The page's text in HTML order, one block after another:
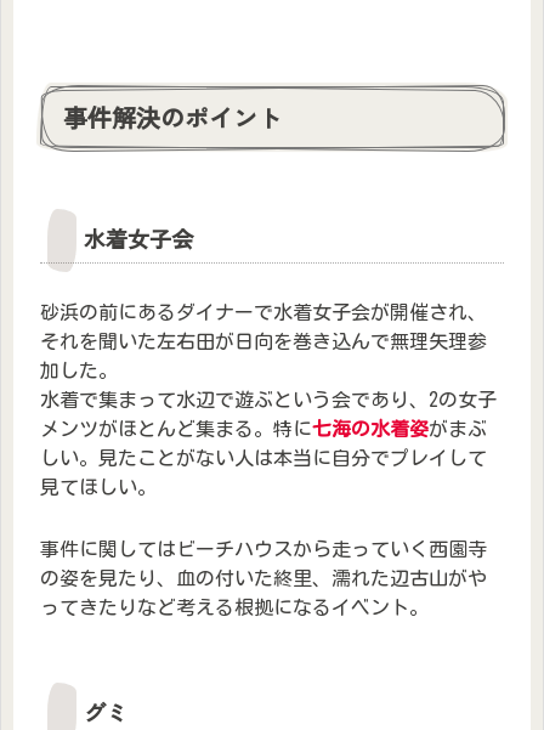
事件解決のポイント
水着女子会
砂浜の前にあるダイナーで水着女子会が開催され、
それを聞いた左右田が日向を巻き込んで無理矢理参
加した。
水着で集まって水辺で遊ぶという会であり、2の女子
メンツがほとんど集まる。特に七海の水着姿がまぶ
しい。見たことがない人は本当に自分でプレイして
見てほしい。
事件に関してはビーチハウスから走っていく西園寺
の姿を見たり、血の付いた終里、濡れた辺古山がや
ってきたりなど考える根拠になるイベント。
グミ